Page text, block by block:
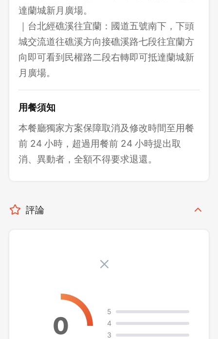
達蘭城新月廣場。
｜台北經礁溪往宜蘭：國道五號南下，下頭
城交流道往礁溪方向接礁溪路七段往宜蘭方
向即可看到民權路二段右轉即可抵達蘭城新
月廣場。
用餐須知
本餐廳獨家方案保障取消及修改時間至用餐
前 24 小時，超過用餐前 24 小時提出取
消、異動者，全額不得要求退還。
評論
5
4
3